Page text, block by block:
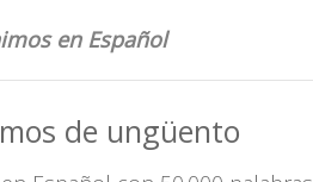
en Español
de ungüento